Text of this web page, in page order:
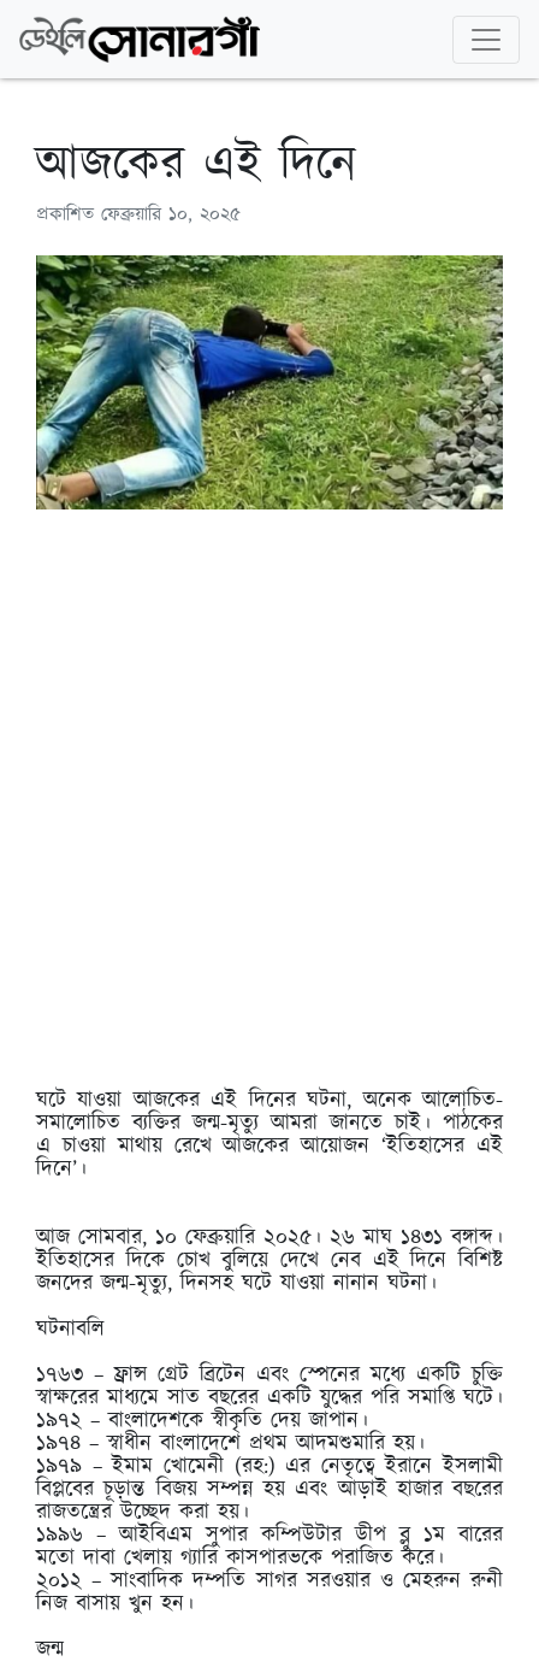
আজকের এই দিনে
প্রকাশিত ফেব্রুয়ারি ১০, ২০২৫
ঘটে যাওয়া আজকের এই দিনের ঘটনা, অনেক আলোচিত-
সমালোচিত ব্যক্তির জন্ম-মৃত্যু আমরা জানতে চাই। পাঠকের
এ চাওয়া মাথায় রেখে আজকের আয়োজন ‘ইতিহাসের এই
দিনে’।
আজ সোমবার, ১০ ফেব্রুয়ারি ২০২৫। ২৬ মাঘ ১৪৩১ বঙ্গাব্দ।
ইতিহাসের দিকে চোখ বুলিয়ে দেখে নেব এই দিনে বিশিষ্ট
জনদের জন্ম-মৃত্যু, দিনসহ ঘটে যাওয়া নানান ঘটনা।
ঘটনাবলি
১৭৬৩ – ফ্রান্স গ্রেট ব্রিটেন এবং স্পেনের মধ্যে একটি চুক্তি
স্বাক্ষরের মাধ্যমে সাত বছরের একটি যুদ্ধের পরি সমাপ্তি ঘটে।
১৯৭২ – বাংলাদেশকে স্বীকৃতি দেয় জাপান।
১৯৭৪ – স্বাধীন বাংলাদেশে প্রথম আদমশুমারি হয়।
১৯৭৯ – ইমাম খোমেনী (রহ:) এর নেতৃত্বে ইরানে ইসলামী
বিপ্লবের চূড়ান্ত বিজয় সম্পন্ন হয় এবং আড়াই হাজার বছরের
রাজতন্ত্রের উচ্ছেদ করা হয়।
১৯৯৬ – আইবিএম সুপার কম্পিউটার ডীপ ব্লু ১ম বারের
মতো দাবা খেলায় গ্যারি কাসপারভকে পরাজিত করে।
২০১২ – সাংবাদিক দম্পতি সাগর সরওয়ার ও মেহরুন রুনী
নিজ বাসায় খুন হন।
জন্ম